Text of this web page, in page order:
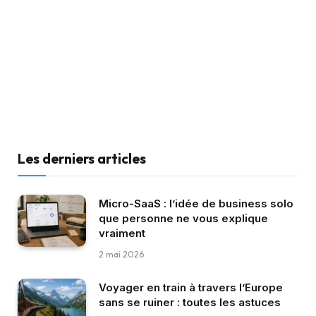
Les derniers articles
Micro-SaaS : l’idée de business solo
que personne ne vous explique
vraiment
2 mai 2026
Voyager en train à travers l’Europe
sans se ruiner : toutes les astuces